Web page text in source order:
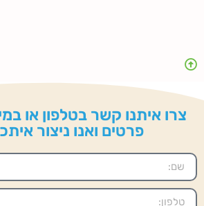
צרו איתנו קשר בטלפון או
פרטים ואנו ניצור